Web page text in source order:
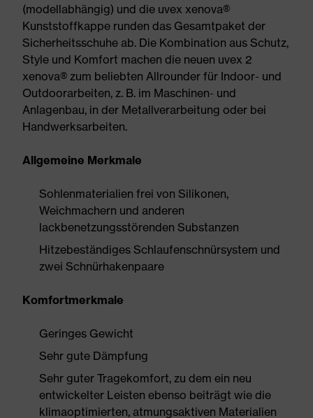
(modellabhängig) und die uvex xenova®
Kunststoffkappe runden das Gesamtpaket der
Sicherheitsschuhe ab. Die Kombination aus Schutz,
Style und Komfort machen die neuen uvex 2
xenova® zum beliebten Allrounder für Indoor- und
Outdoorarbeiten, z. B. im Maschinen- und
Anlagenbau, in der Metallverarbeitung oder bei
Handwerksarbeiten.
Allgemeine Merkmale
Sohlenmaterialien frei von Silikonen,
Weichmachern und anderen
lackbenetzungsstörenden Substanzen
Hitzebeständiges Schlaufenschnürsystem und
zwei Schnürhakenpaare
Komfortmerkmale
Geringes Gewicht
Sehr gute Dämpfung
Sehr guter Tragekomfort, zu dem ein neu
entwickelter Leisten ebenso beiträgt wie die
klimaoptimierten, atmungsaktiven Materialien